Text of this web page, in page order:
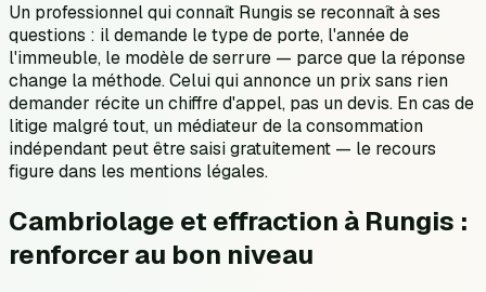
Un professionnel qui connaît Rungis se reconnaît à ses
questions : il demande le type de porte, l'année de
l'immeuble, le modèle de serrure — parce que la réponse
change la méthode. Celui qui annonce un prix sans rien
demander récite un chiffre d'appel, pas un devis. En cas de
litige malgré tout, un médiateur de la consommation
indépendant peut être saisi gratuitement — le recours
figure dans les mentions légales.
Cambriolage et effraction à Rungis :
renforcer au bon niveau